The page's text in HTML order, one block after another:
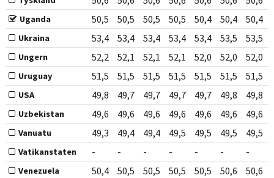
Uganda 50,5 50,5 50,5 50,5 50,4 50,4 50,4
Ukraina 53,4 53,4 53,4 53,4 53,4 53,5 53,5
Ungern 52,2 52,1 52,1 52,1 52,0 52,0 52,0
Uruguay 51,5 51,5 51,5 51,5 51,5 51,5 51,5
USA 49,8 49,7 49,7 49,7 49,7 49,8 49,8
Uzbekistan 49,6 49,6 49,6 49,6 49,6 49,6 49,6
Vanuatu 49,3 49,4 49,4 49,5 49,5 49,5 49,5
Vatikanstaten - - - - - - -
Venezuela 50,4 50,5 50,5 50,5 50,5 50,6 50,6